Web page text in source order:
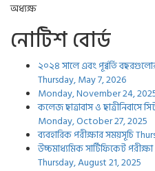
অধ্যক্ষ
নোটিশ বোর্ড
২০২৪ সালে এবং পূর্ব্বর্তি
Thursday, May 7, 2026
Monday, November 24,
কলেজ ছাত্রাবাস ও ছাত্রীনিবাসে
Monday, October 27, 2025
ব্যবহারিক পরীক্ষার সময়সূচি
উচ্চমাধ্যমিক সার্টিফিকেট
Thursday, August 21, 2025